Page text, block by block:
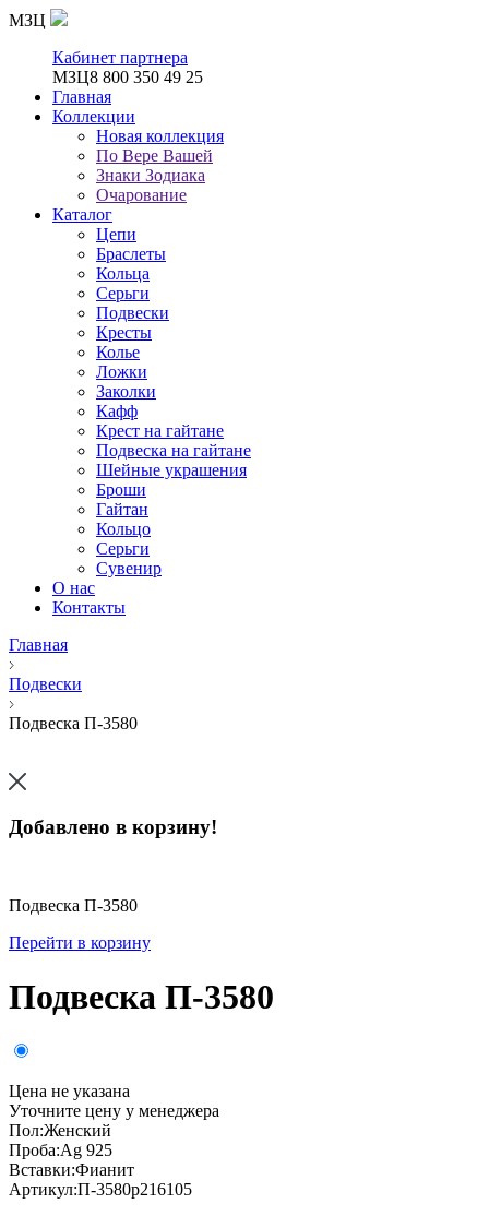
МЗЦ
Кабинет партнера
МЗЦ8 800 350 49 25
Главная
Коллекции
Новая коллекция
По Вере Вашей
Знаки Зодиака
Очарование
Каталог
Цепи
Браслеты
Кольца
Серьги
Подвески
Кресты
Колье
Ложки
Заколки
Кафф
Крест на гайтане
Подвеска на гайтане
Шейные украшения
Броши
Гайтан
Кольцо
Серьги
Сувенир
О нас
Контакты
Главная
Подвески
Подвеска П-3580
Добавлено в корзину!
Подвеска П-3580
Перейти в корзину
Подвеска П-3580
Цена не указана
Уточните цену у менеджера
Пол:Женский
Проба:Ag 925
Вставки:Фианит
Артикул:П-3580р216105